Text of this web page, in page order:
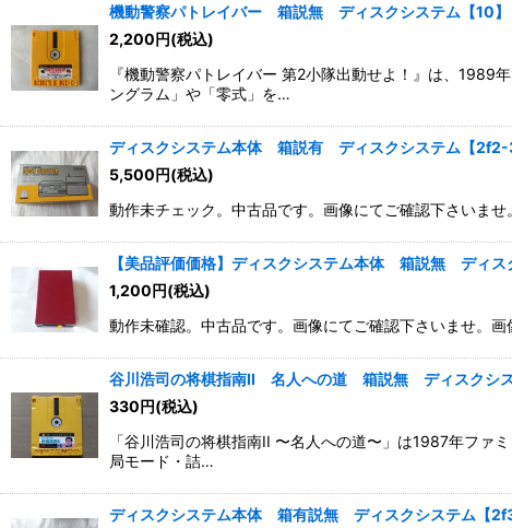
機動警察パトレイバー 箱説無 ディスクシステム【10】
2,200円(税込)
『機動警察パトレイバー 第2小隊出動せよ！』は、1989
ングラム」や「零式」を…
ディスクシステム本体 箱説有 ディスクシステム【2f2-3
5,500円(税込)
動作未チェック。中古品です。画像にてご確認下さいませ
【美品評価価格】ディスクシステム本体 箱説無 ディス
1,200円(税込)
動作未確認。中古品です。画像にてご確認下さいませ。画
谷川浩司の将棋指南II 名人への道 箱説無 ディスクシス
330円(税込)
「谷川浩司の将棋指南II 〜名人への道〜」は1987年フ
局モード・詰…
ディスクシステム本体 箱有説無 ディスクシステム【